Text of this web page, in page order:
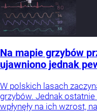
Na mapie grzybów
ujawniono jednak
W polskich lasach
grzybów. Jednak
wpłynęły na ich wzrost,